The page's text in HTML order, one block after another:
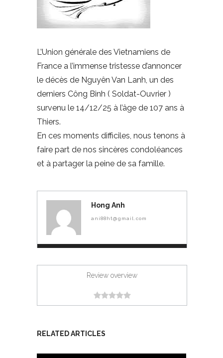
L’Union générale des Vietnamiens de
France a l’immense tristesse d’annoncer
le décès de Nguyên Van Lanh, un des
derniers Công Binh ( Soldat-Ouvrier )
survenu le 14/12/25 à l’âge de 107 ans à
Thiers.
En ces moments difficiles, nous tenons à
faire part de nos sincères condoléances
et à partager la peine de sa famille.
Hong Anh
ani88ht@gmail.com
Review overview
RELATED ARTICLES